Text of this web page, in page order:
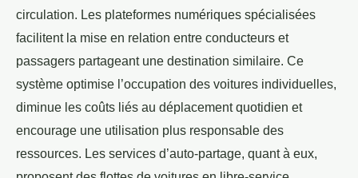
circulation. Les plateformes numériques spécialisées
facilitent la mise en relation entre conducteurs et
passagers partageant une destination similaire. Ce
système optimise l’occupation des voitures individuelles,
diminue les coûts liés au déplacement quotidien et
encourage une utilisation plus responsable des
ressources. Les services d’auto-partage, quant à eux,